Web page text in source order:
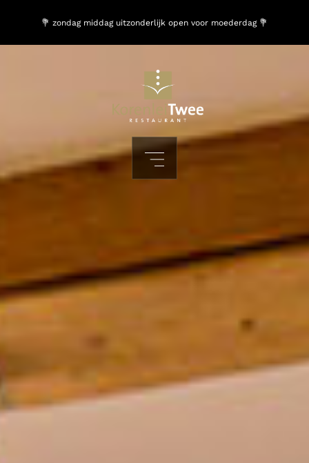
💐 zondag middag uitzonderlijk open voor moederdag 💐